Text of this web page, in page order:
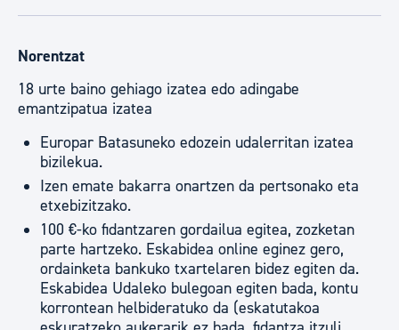
Norentzat
18 urte baino gehiago izatea edo adingabe
emantzipatua izatea
Europar Batasuneko edozein udalerritan izatea
bizilekua.
Izen emate bakarra onartzen da pertsonako eta
etxebizitzako.
100 €-ko fidantzaren gordailua egitea, zozketan
parte hartzeko. Eskabidea online eginez gero,
ordainketa bankuko txartelaren bidez egiten da.
Eskabidea Udaleko bulegoan egiten bada, kontu
korrontean helbideratuko da (eskatutakoa